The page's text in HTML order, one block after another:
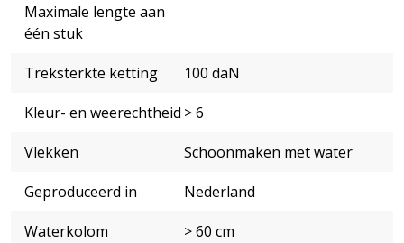
Maximale lengte aan
één stuk
Treksterkte ketting
100 daN
Kleur- en weerechtheid > 6
Vlekken
Schoonmaken met water
Geproduceerd in
Nederland
Waterkolom
> 60 cm